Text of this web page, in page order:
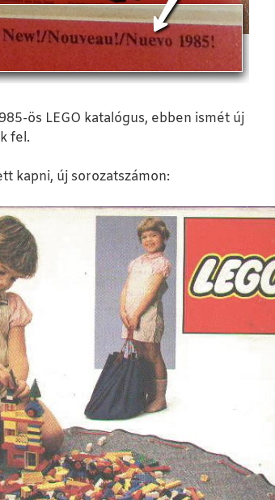
ös LEGO katalógus, ebben ismét új
fel.
kapni, új sorozatszámon: